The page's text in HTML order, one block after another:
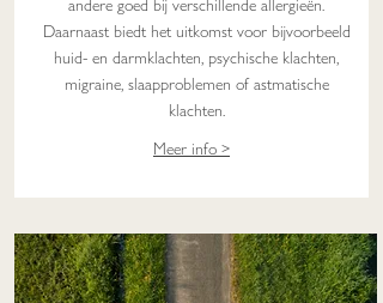
andere goed bij verschillende allergieën.
Daarnaast biedt het uitkomst voor bijvoorbeeld
huid- en darmklachten, psychische klachten,
migraine, slaapproblemen of astmatische
klachten.
Meer info >